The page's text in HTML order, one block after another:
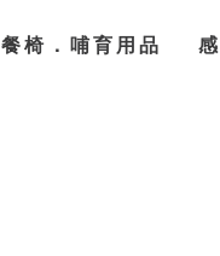
餐椅．哺育用品